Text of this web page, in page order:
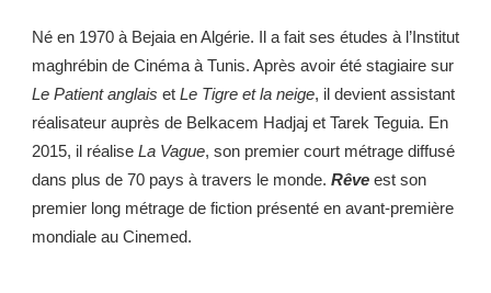
Né en 1970 à Bejaia en Algérie. Il a fait ses études à l’Institut
maghrébin de Cinéma à Tunis. Après avoir été stagiaire sur
Le Patient anglais et Le Tigre et la neige, il devient assistant
réalisateur auprès de Belkacem Hadjaj et Tarek Teguia. En
2015, il réalise La Vague, son premier court métrage diffusé
dans plus de 70 pays à travers le monde. Rêve est son
premier long métrage de fiction présenté en avant-première
mondiale au Cinemed.